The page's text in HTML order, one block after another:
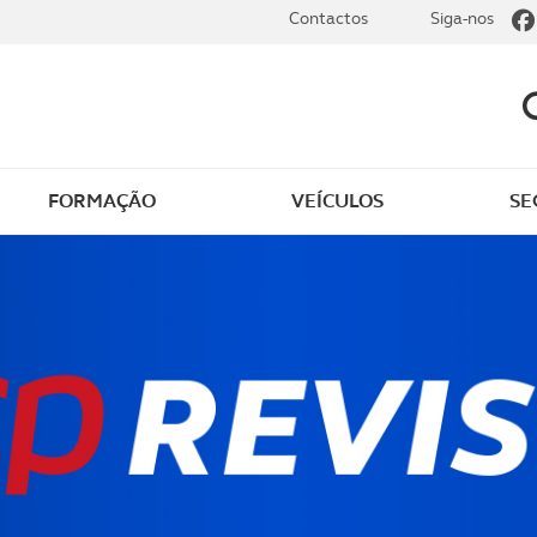
FORMAÇÃO VEÍCULOS
Contactos Siga-nos